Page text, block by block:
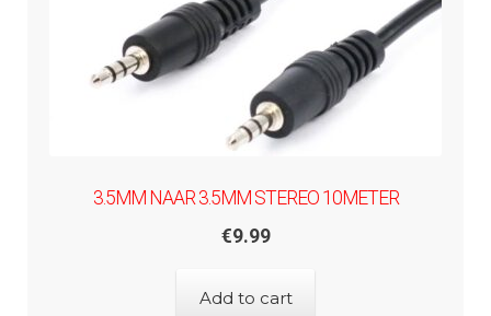
3.5MM NAAR 3.5MM STEREO 10METER
€9.99
Add to cart